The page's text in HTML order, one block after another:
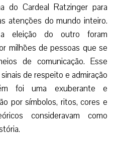
do Cardeal Ratzinger para
atenções do mundo inteiro.
eleição do outro foram
milhões de pessoas que se
de comunicação. Esse
de respeito e admiração
foi uma exuberante e
por símbolos, ritos, cores e
consideravam como